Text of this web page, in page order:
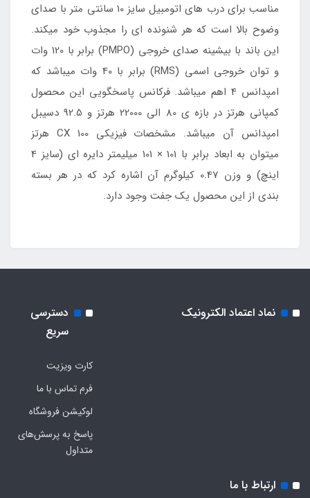
مناسب برای درب های اتومبیل سایز 10 سانتی متر با صدای
وضوح بالا است که هر شنونده ای را مجذوب خود میکند.
این باند با بیشینه صدای خروجی (PMPO) برابر با 120 وات
و توان خروجی اسمی (RMS) برابر با 40 وات میباشد که
امپدانس 4 اهم میباشد. فرکانس پاسخگویی این محصول
کمپانی هرتز در بازه ی 80 الی 22000 هرتز و 92.5 دسیبل
امپدانس آن میباشد. مشخصات فیزیکی CX 100 هرتز
میتوان به ابعاد برابر با 101 × 101 میلیمتر دایره ای (سایز 4
اینچ) و وزن 0.47 کیلوگرم آن اشاره کرد که در هر بسته
بندی از این محصول یک جفت وجود دارد.
نماد اعتماد الکترونیک
دسترسی
سریع
کارت ویزیت
فرم تماس با ما
لوکیشن فروشگاه
پاسخ به پرسش‌های
متداول
ارتباط با ما